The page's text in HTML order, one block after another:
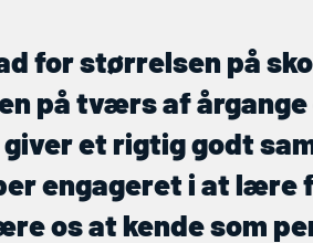
for størrelsen på
på tværs af årgange
et rigtig godt
engageret i at lære
os at kende som